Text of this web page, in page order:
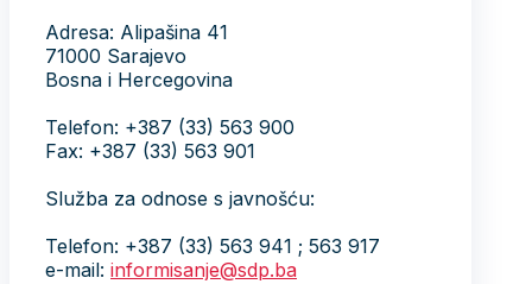
Adresa: Alipašina 41
71000 Sarajevo
Bosna i Hercegovina
Telefon: +387 (33) 563 900
Fax: +387 (33) 563 901
Služba za odnose s javnošću:
Telefon: +387 (33) 563 941 ; 563 917
e-mail: informisanje@sdp.ba